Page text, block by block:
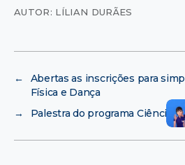
AUTOR: LÍLIAN DURÃES
←
Abertas as inscrições para
Física e Dança
→
Palestra do programa Ciência